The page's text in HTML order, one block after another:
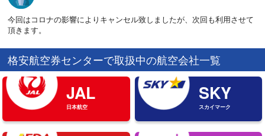
今回はコロナの影響によりキャンセル致しましたが、次回も利用させて
頂きます。
格安航空券センターで取扱中の航空会社一覧
JAL
日本航空
SKY
スカイマーク